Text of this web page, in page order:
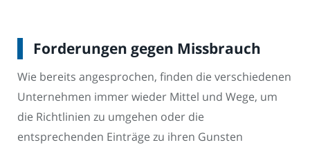
Forderungen gegen Missbrauch
Wie bereits angesprochen, finden die verschiedenen
Unternehmen immer wieder Mittel und Wege, um
die Richtlinien zu umgehen oder die
entsprechenden Einträge zu ihren Gunsten